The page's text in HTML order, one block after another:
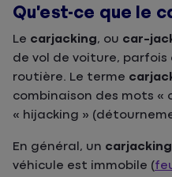
Qu’est-ce que le
Le carjacking, ou car-
de vol de voiture,
routière. Le terme
combinaison des mots «
« hijacking »
En général, un carjacking
véhicule est immobile (